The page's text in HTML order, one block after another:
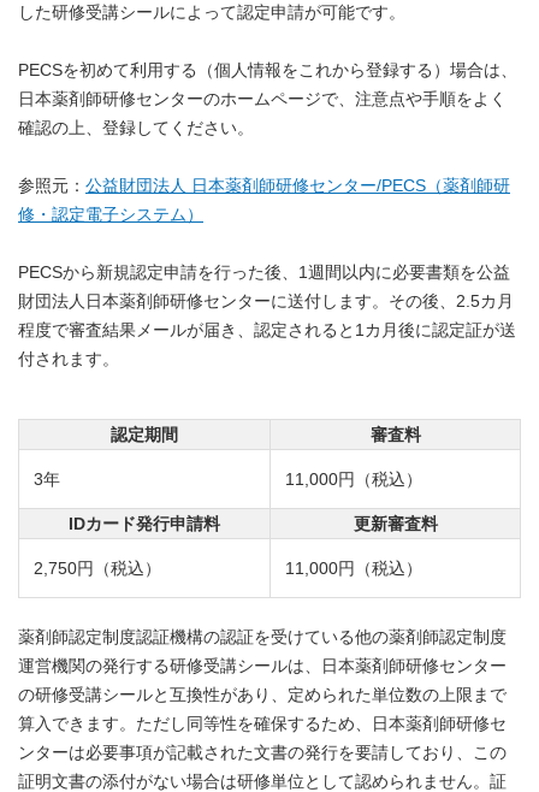
した研修受講シールによって認定申請が可能です。
PECSを初めて利用する（個人情報をこれから登録する）場合は、
日本薬剤師研修センターのホームページで、注意点や手順をよく
確認の上、登録してください。
参照元： 公益財団法人 日本薬剤師研修センター/PECS（薬剤師研
修・認定電子システム）
PECSから新規認定申請を行った後、1週間以内に必要書類を公益
財団法人日本薬剤師研修センターに送付します。その後、2.5カ月
程度で審査結果メールが届き、認定されると1カ月後に認定証が送
付されます。
認定期間 審査料
3年 11,000円（税込）
IDカード発行申請料 更新審査料
2,750円（税込） 11,000円（税込）
薬剤師認定制度認証機構の認証を受けている他の薬剤師認定制度
運営機関の発行する研修受講シールは、日本薬剤師研修センター
の研修受講シールと互換性があり、定められた単位数の上限まで
算入できます。ただし同等性を確保するため、日本薬剤師研修セ
ンターは必要事項が記載された文書の発行を要請しており、この
証明文書の添付がない場合は研修単位として認められません。証